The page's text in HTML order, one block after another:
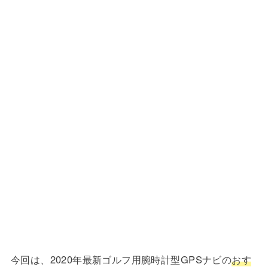
今回は、2020年最新ゴルフ用腕時計型GPSナビのおす